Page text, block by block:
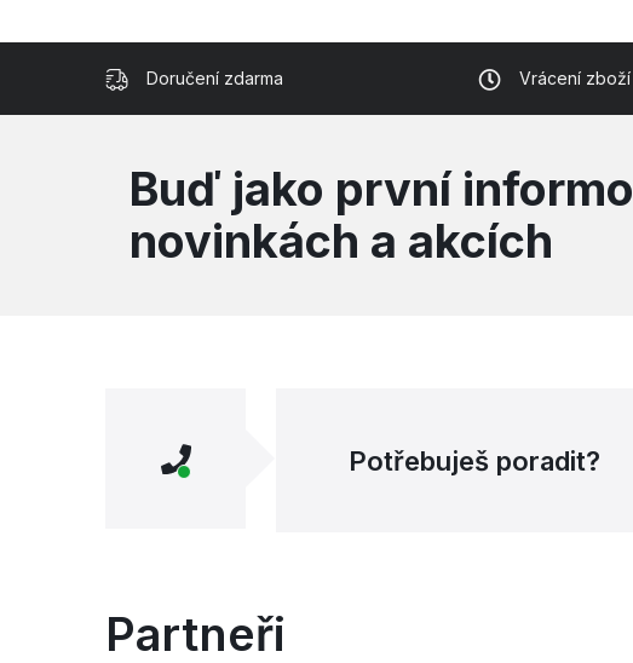
Doručení zdarma Vrácení
Buď jako první
novinkách a akcích
Potřebuješ poradit?
Partneři